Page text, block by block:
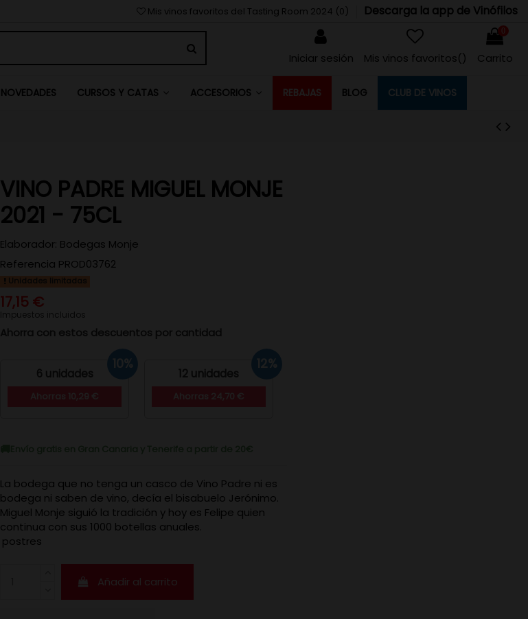
Mis vinos favoritos del Tasting Room 2024 (0) Descarga la app de Vinófilos
Iniciar sesión Mis vinos favoritos() Carrito
NOVEDADES CURSOS Y CATAS ACCESORIOS REBAJAS BLOG CLUB DE VINOS
VINO PADRE MIGUEL MONJE
2021 - 75CL
Elaborador: Bodegas Monje
Referencia PROD03762
Unidades limitadas
17,15 €
Impuestos incluidos
Ahorra con estos descuentos por cantidad
6 unidades
10%
12 unidades
12%
La bodega que no tenga un casco de Vino Padre ni es
bodega ni saben de vino, decía el bisabuelo Jerónimo.
Miguel Monje siguió la tradición y hoy es Felipe quien
continua con sus 1000 botellas anuales.
postres
Añadir al carrito